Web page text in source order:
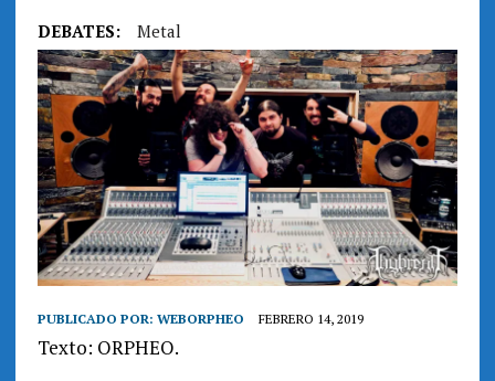
DEBATES: Metal
PUBLICADO POR: WEBORPHEO FEBRERO 14, 2019
Texto: ORPHEO.